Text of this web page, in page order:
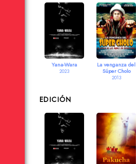
Yana-Wara
2023
La venganza del
Súper Cholo
2013
EDICIÓN